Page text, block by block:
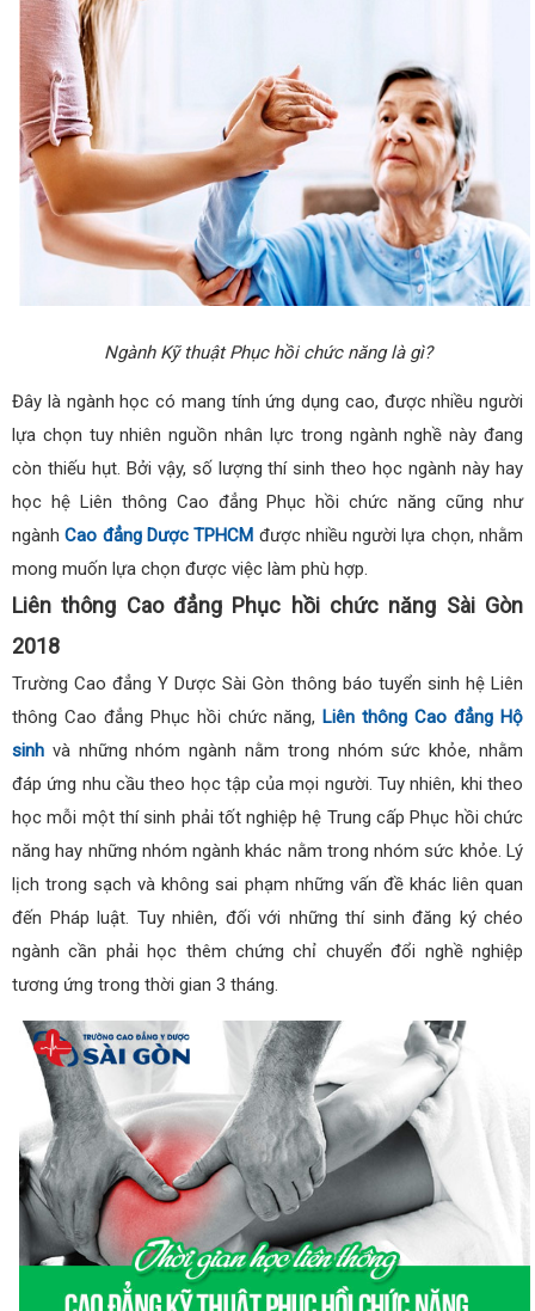
Ngành Kỹ thuật Phục hồi chức năng là gì?
Đây là ngành học có mang tính ứng dụng cao, được nhiều người
lựa chọn tuy nhiên nguồn nhân lực trong ngành nghề này đang
còn thiếu hụt. Bởi vậy, số lượng thí sinh theo học ngành này hay
học hệ Liên thông Cao đẳng Phục hồi chức năng cũng như
ngànhCao đẳng Dược TPHCM được nhiều người lựa chọn, nhằm
mong muốn lựa chọn được việc làm phù hợp.
Liên thông Cao đẳng Phục hồi chức năng Sài Gòn
2018
Trường Cao đẳng Y Dược Sài Gòn thông báo tuyển sinh hệ Liên
thông Cao đẳng Phục hồi chức năng,Liên thông Cao đẳng Hộ
sinh và những nhóm ngành nằm trong nhóm sức khỏe, nhằm
đáp ứng nhu cầu theo học tập của mọi người. Tuy nhiên, khi theo
học mỗi một thí sinh phải tốt nghiệp hệ Trung cấp Phục hồi chức
năng hay những nhóm ngành khác nằm trong nhóm sức khỏe. Lý
lịch trong sạch và không sai phạm những vấn đề khác liên quan
đến Pháp luật. Tuy nhiên, đối với những thí sinh đăng ký chéo
ngành cần phải học thêm chứng chỉ chuyển đổi nghề nghiệp
tương ứng trong thời gian 3 tháng.